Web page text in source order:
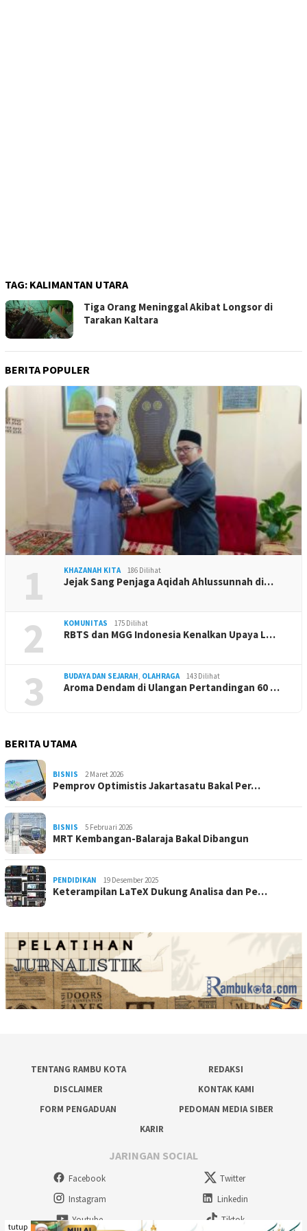
TAG: KALIMANTAN UTARA
Tiga Orang Meninggal Akibat Longsor di
Tarakan Kaltara
BERITA POPULER
1 KHAZANAH KITA 186 Dilihat
Jejak Sang Penjaga Aqidah Ahlussunnah di…
2 KOMUNITAS 175 Dilihat
RBTS dan MGG Indonesia Kenalkan Upaya L…
3 BUDAYA DAN SEJARAH, OLAHRAGA 143 Dilihat
Aroma Dendam di Ulangan Pertandingan 60 …
BERITA UTAMA
BISNIS 2 Maret 2026
Pemprov Optimistis Jakartasatu Bakal Per…
BISNIS 5 Februari 2026
MRT Kembangan-Balaraja Bakal Dibangun
PENDIDIKAN 19 Desember 2025
Keterampilan LaTeX Dukung Analisa dan Pe…
TENTANG RAMBU KOTA
REDAKSI
DISCLAIMER
KONTAK KAMI
FORM PENGADUAN
PEDOMAN MEDIA SIBER
KARIR
JARINGAN SOCIAL
Facebook
Twitter
Instagram
Linkedin
Youtube
Tiktok
tutup